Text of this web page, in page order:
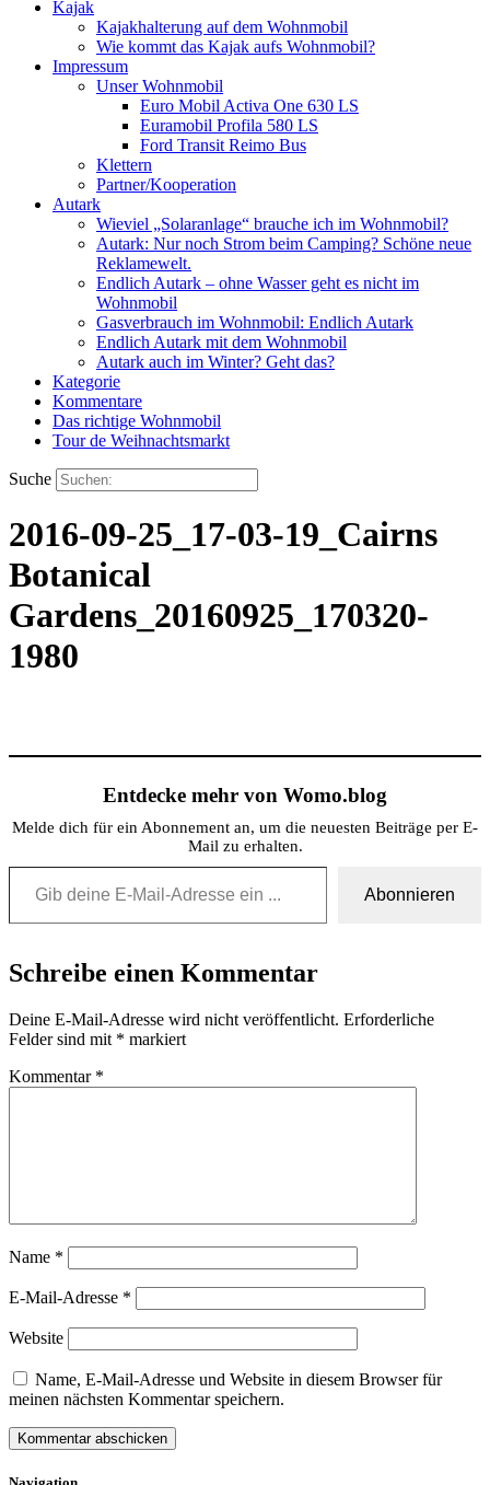
Kajak
Kajakhalterung auf dem Wohnmobil
Wie kommt das Kajak aufs Wohnmobil?
Impressum
Unser Wohnmobil
Euro Mobil Activa One 630 LS
Euramobil Profila 580 LS
Ford Transit Reimo Bus
Klettern
Partner/Kooperation
Autark
Wieviel „Solaranlage“ brauche ich im Wohnmobil?
Autark: Nur noch Strom beim Camping? Schöne neue
Reklamewelt.
Endlich Autark – ohne Wasser geht es nicht im
Wohnmobil
Gasverbrauch im Wohnmobil: Endlich Autark
Endlich Autark mit dem Wohnmobil
Autark auch im Winter? Geht das?
Kategorie
Kommentare
Das richtige Wohnmobil
Tour de Weihnachtsmarkt
Suche
2016-09-25_17-03-19_Cairns
Botanical
Gardens_20160925_170320-
1980
Entdecke mehr von Womo.blog
Melde dich für ein Abonnement an, um die neuesten Beiträge per E-
Mail zu erhalten.
Gib deine E-Mail-Adresse ein ...
Abonnieren
Schreibe einen Kommentar
Deine E-Mail-Adresse wird nicht veröffentlicht. Erforderliche
Felder sind mit * markiert
Kommentar *
Name *
E-Mail-Adresse *
Website
Name, E-Mail-Adresse und Website in diesem Browser für
meinen nächsten Kommentar speichern.